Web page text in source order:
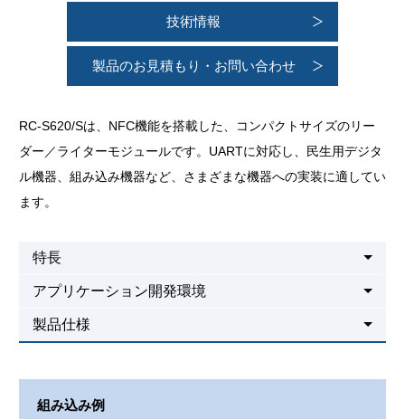
技術情報
製品のお見積もり・お問い合わせ
RC-S620/Sは、NFC機能を搭載した、コンパクトサイズのリー
ダー／ライターモジュールです。UARTに対応し、民生用デジタ
ル機器、組み込み機器など、さまざまな機器への実装に適してい
ます。
特長
アプリケーション開発環境
製品仕様
組み込み例